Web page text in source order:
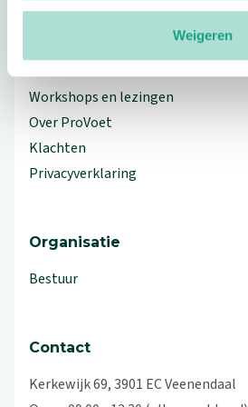
Weigeren
Branche Informatiecentrum
Workshops en lezingen
Over ProVoet
Klachten
Privacyverklaring
Organisatie
Bestuur
Contact
Kerkewijk 69, 3901 EC Veenendaal